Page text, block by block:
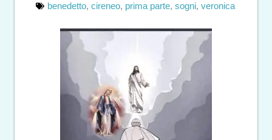
benedetto, cireneo, prima parte, sogni, veronica